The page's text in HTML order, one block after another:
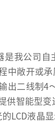
是我公司
中敞开或
出二线制4
供智能型
LCD液晶